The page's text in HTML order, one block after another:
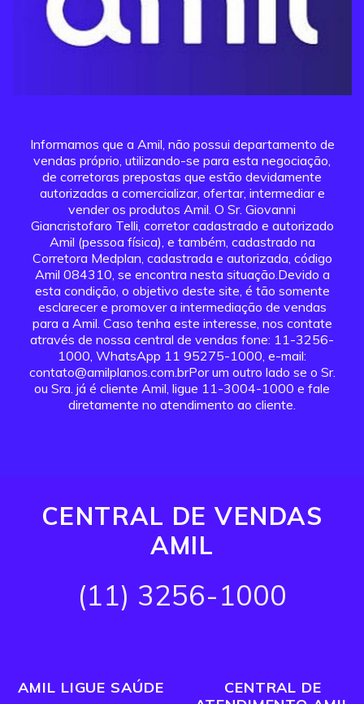
Informamos que a Amil, não possui departamento de
vendas próprio, utilizando-se para esta negociação,
de corretoras prepostas que estão devidamente
autorizadas a comercializar, ofertar, intermediar e
vender os produtos Amil. O Sr. Giovanni
Giancristofaro Telli, corretor cadastrado e autorizado
Amil (pessoa física), e também, cadastrado na
Corretora Medplan, cadastrada e autorizada, código
Amil 084310, se encontra nesta situação.Devido a
esta condição, o objetivo deste site, é tão somente
esclarecer e promover a intermediação de vendas
para a Amil. Caso tenha este interesse, nos contate
através de nossa central de vendas fone: 11-3256-
1000, WhatsApp 11 95275-1000, e-mail:
contato@amilplanos.com.brPor um outro lado se o Sr.
ou Sra. já é cliente Amil, ligue 11-3004-1000 e fale
diretamente no atendimento ao cliente.
CENTRAL DE VENDAS
AMIL
(11) 3256-1000
AMIL LIGUE SAÚDE
CENTRAL DE